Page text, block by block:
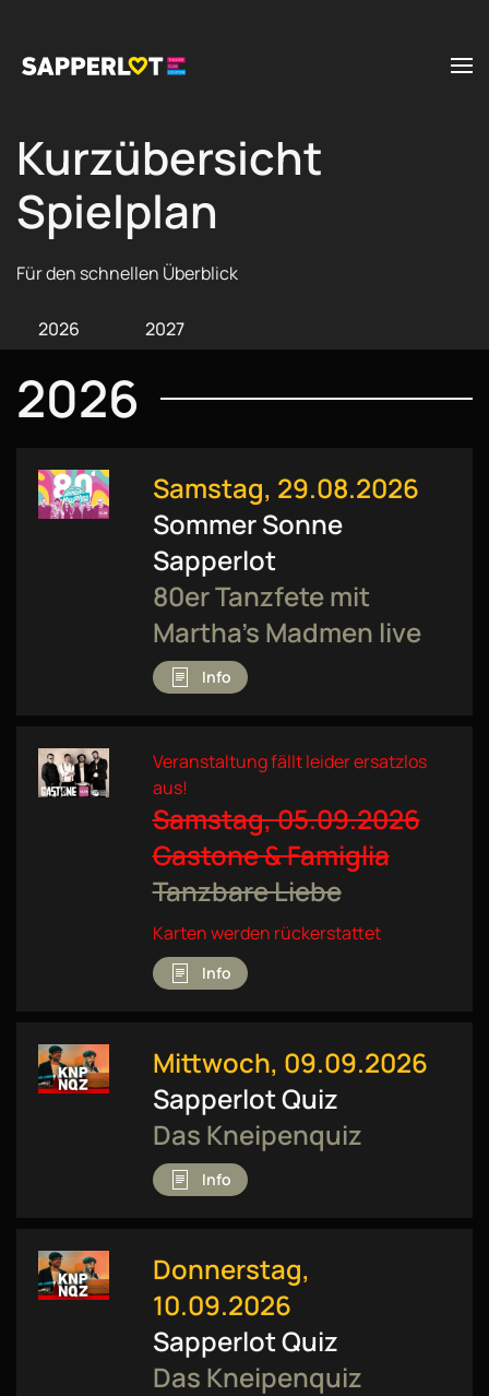
Zum Hauptinhalt springen
Kurzübersicht
Spielplan
Für den schnellen Überblick
2026 2027
2026
Samstag, 29.08.2026
Sommer Sonne
Sapperlot
80er Tanzfete mit
Martha’s Madmen live
Info
Veranstaltung fällt leider ersatzlos
aus!
Samstag, 05.09.2026
Gastone & Famiglia
Tanzbare Liebe
Karten werden rückerstattet
Info
Mittwoch, 09.09.2026
Sapperlot Quiz
Das Kneipenquiz
Info
Donnerstag,
10.09.2026
Sapperlot Quiz
Das Kneipenquiz